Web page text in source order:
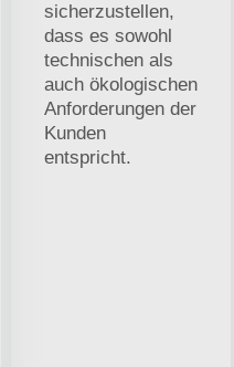
sicherzustellen,
dass es sowohl
technischen als
auch ökologischen
Anforderungen der
Kunden
entspricht.